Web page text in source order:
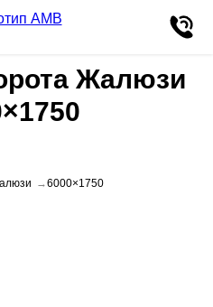
Жалюзи
6000×1750